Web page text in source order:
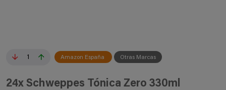
1 Amazon España Otras Marcas
24x Schweppes Tónica Zero 330ml